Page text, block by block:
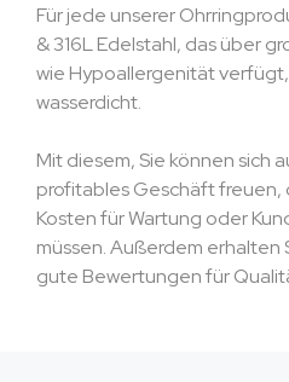
Für jede unserer
& 316L Edelstahl, das über
wie Hypoallergenität
wasserdicht.
Mit diesem, Sie können sich
profitables Geschäft freuen,
Kosten für Wartung oder
müssen. Außerdem erhalten
gute Bewertungen für